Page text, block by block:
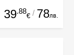
39.88
€ / 78лв.